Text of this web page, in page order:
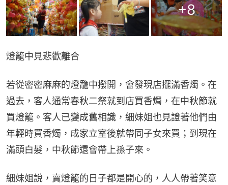
+8
燈籠中見悲歡離合
若從密密麻麻的燈籠中撥開，會發現店擺滿香燭。在
過去，客人通常春秋二祭就到店買香燭，在中秋節就
買燈籠。客人已變成舊相識，細妹姐也見證著他們由
年輕時買香燭，成家立室後就帶同子女來買；到現在
滿頭白髮，中秋節還會帶上孫子來。
細妹姐說，賣燈籠的日子都是開心的，人人帶著笑意